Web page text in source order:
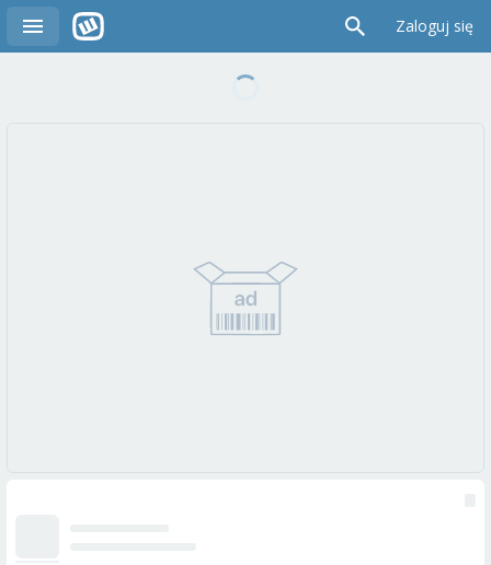
Zaloguj się